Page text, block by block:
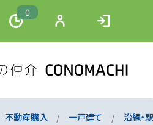
0
不動産購入 一戸建て 沿線・